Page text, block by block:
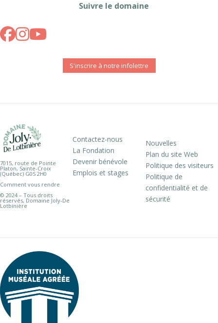
Suivre le domaine
S'inscrire à notre infolettre
7015, route de Pointe
Platon, Sainte-Croix
(Québec) G0S 2H0
Comment vous rendre
© 2024 – Tous droits
réservés, Domaine Joly-De
Lotbinière
Contactez-nous
La Fondation
Devenir bénévole
Emplois et stages
Nouvelles
Plan du site Web
Politique des visiteurs
Politique de
confidentialité et de
sécurité